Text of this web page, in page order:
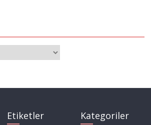
Etiketler Kategoriler